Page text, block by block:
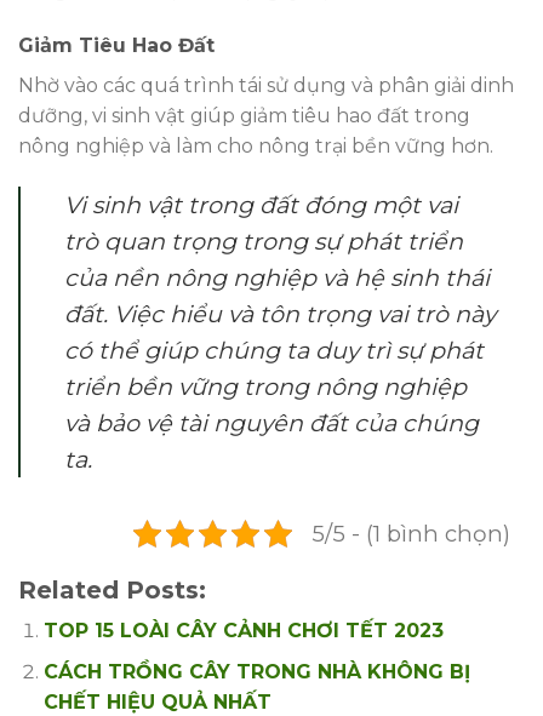
Giảm Tiêu Hao Đất
Nhờ vào các quá trình tái sử dụng và phân giải dinh
dưỡng, vi sinh vật giúp giảm tiêu hao đất trong
nông nghiệp và làm cho nông trại bền vững hơn.
Vi sinh vật trong đất đóng một vai
trò quan trọng trong sự phát triển
của nền nông nghiệp và hệ sinh thái
đất. Việc hiểu và tôn trọng vai trò này
có thể giúp chúng ta duy trì sự phát
triển bền vững trong nông nghiệp
và bảo vệ tài nguyên đất của chúng
ta.
5/5 - (1 bình chọn)
Related Posts:
TOP 15 LOÀI CÂY CẢNH CHƠI TẾT 2023
CÁCH TRỒNG CÂY TRONG NHÀ KHÔNG BỊ
CHẾT HIỆU QUẢ NHẤT